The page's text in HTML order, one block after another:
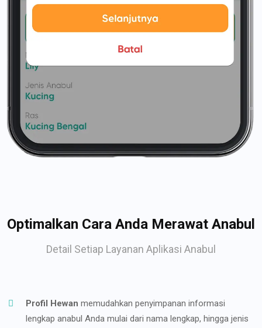
Optimalkan Cara Anda Merawat Anabul
Detail Setiap Layanan Aplikasi Anabul
Profil Hewan memudahkan penyimpanan informasi
lengkap anabul Anda mulai dari nama lengkap, hingga jenis